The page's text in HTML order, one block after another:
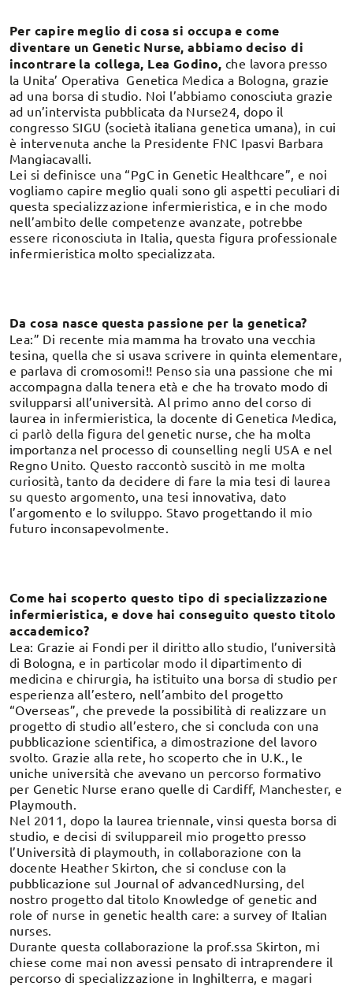
Per capire meglio di cosa si occupa e come
diventare un Genetic Nurse, abbiamo deciso di
incontrare la collega, Lea Godino, che lavora presso
la Unita’ Operativa Genetica Medica a Bologna, grazie
ad una borsa di studio. Noi l’abbiamo conosciuta grazie
ad un’intervista pubblicata da Nurse24, dopo il
congresso SIGU (società italiana genetica umana), in cui
è intervenuta anche la Presidente FNC Ipasvi Barbara
Mangiacavalli.
Lei si definisce una “PgC in Genetic Healthcare”, e noi
vogliamo capire meglio quali sono gli aspetti peculiari di
questa specializzazione infermieristica, e in che modo
nell’ambito delle competenze avanzate, potrebbe
essere riconosciuta in Italia, questa figura professionale
infermieristica molto specializzata.
Da cosa nasce questa passione per la genetica?
Lea:” Di recente mia mamma ha trovato una vecchia
tesina, quella che si usava scrivere in quinta elementare,
e parlava di cromosomi!! Penso sia una passione che mi
accompagna dalla tenera età e che ha trovato modo di
svilupparsi all’università. Al primo anno del corso di
laurea in infermieristica, la docente di Genetica Medica,
ci parlò della figura del genetic nurse, che ha molta
importanza nel processo di counselling negli USA e nel
Regno Unito. Questo raccontò suscitò in me molta
curiosità, tanto da decidere di fare la mia tesi di laurea
su questo argomento, una tesi innovativa, dato
l’argomento e lo sviluppo. Stavo progettando il mio
futuro inconsapevolmente.
Come hai scoperto questo tipo di specializzazione
infermieristica, e dove hai conseguito questo titolo
accademico?
Lea: Grazie ai Fondi per il diritto allo studio, l’università
di Bologna, e in particolar modo il dipartimento di
medicina e chirurgia, ha istituito una borsa di studio per
esperienza all’estero, nell’ambito del progetto
“Overseas”, che prevede la possibilità di realizzare un
progetto di studio all’estero, che si concluda con una
pubblicazione scientifica, a dimostrazione del lavoro
svolto. Grazie alla rete, ho scoperto che in U.K., le
uniche università che avevano un percorso formativo
per Genetic Nurse erano quelle di Cardiff, Manchester, e
Playmouth.
Nel 2011, dopo la laurea triennale, vinsi questa borsa di
studio, e decisi di sviluppareil mio progetto presso
l’Università di playmouth, in collaborazione con la
docente Heather Skirton, che si concluse con la
pubblicazione sul Journal of advancedNursing, del
nostro progetto dal titolo Knowledge of genetic and
role of nurse in genetic health care: a survey of Italian
nurses.
Durante questa collaborazione la prof.ssa Skirton, mi
chiese come mai non avessi pensato di intraprendere il
percorso di specializzazione in Inghilterra, e magari